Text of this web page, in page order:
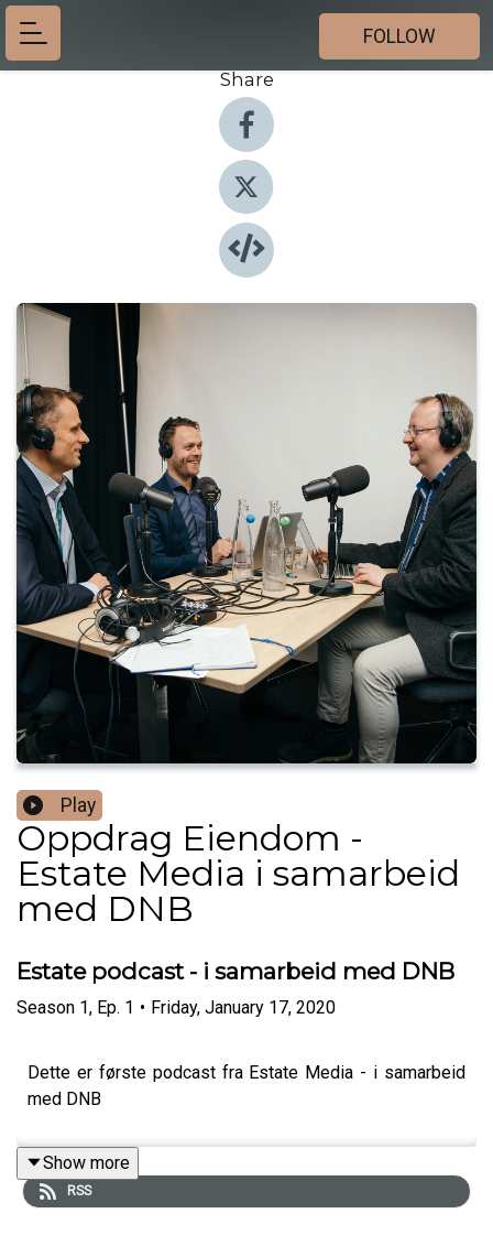
FOLLOW
Share
Play
Oppdrag Eiendom -
Estate Media i samarbeid
med DNB
Estate podcast - i samarbeid med DNB
Season 1, Ep. 1 • Friday, January 17, 2020
Dette er første podcast fra Estate Media - i samarbeid
med DNB
Show more
RSS